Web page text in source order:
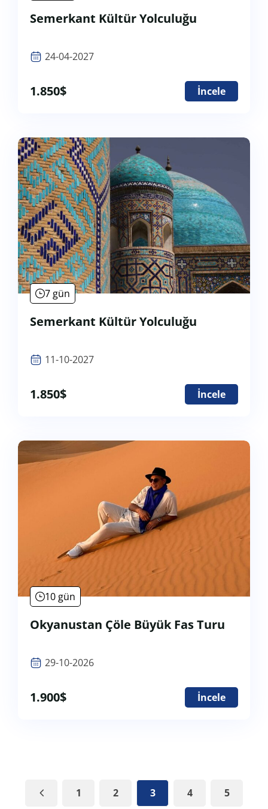
Semerkant Kültür Yolculuğu
24-04-2027
1.850$ İncele
7 gün
Semerkant Kültür Yolculuğu
11-10-2027
1.850$ İncele
10 gün
Okyanustan Çöle Büyük Fas Turu
29-10-2026
1.900$ İncele
1 2 3 4 5